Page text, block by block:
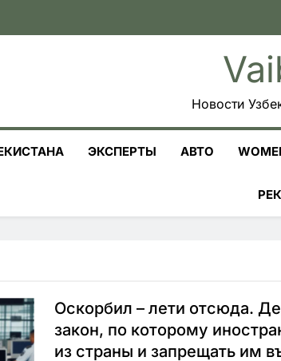
Новости
ЭКСПЕРТЫ АВТО
Оскорбил – лети отсюда.
закон, по которому
из страны и запрещать им